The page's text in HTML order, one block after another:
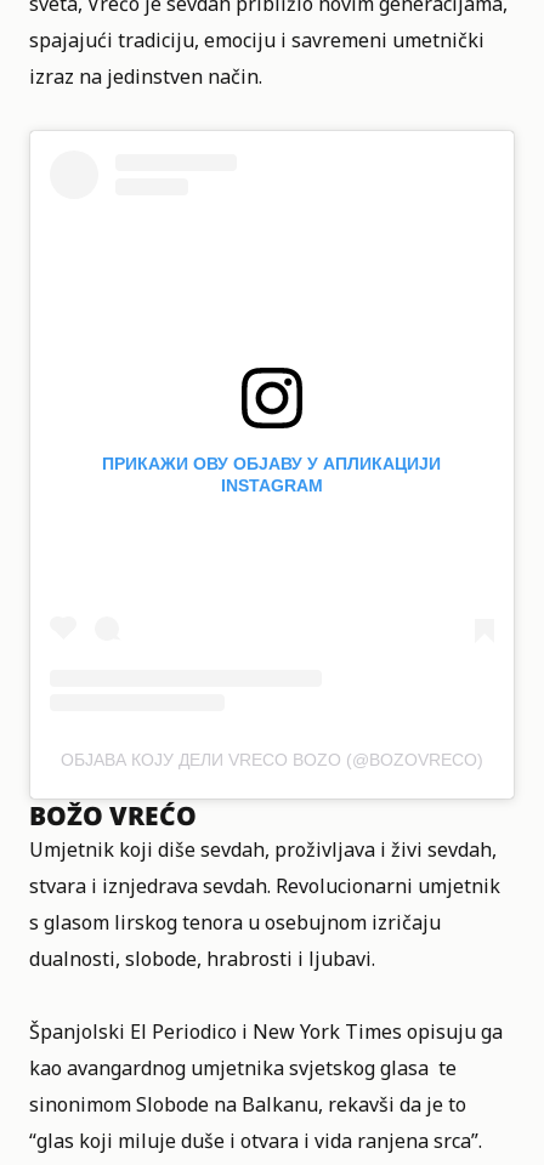
spajajući tradiciju, emociju i savremeni umetnički
izraz na jedinstven način.
ПРИКАЖИ ОВУ ОБЈАВУ У АПЛИКАЦИЈИ
INSTAGRAM
ОБЈАВА КОЈУ ДЕЛИ VRECO BOZO (@BOZOVRECO)
BOŽO VREĆO
Umjetnik koji diše sevdah, proživljava i živi sevdah,
stvara i iznjedrava sevdah. Revolucionarni umjetnik
s glasom lirskog tenora u osebujnom izričaju
dualnosti, slobode, hrabrosti i ljubavi.
Španjolski El Periodico i New York Times opisuju ga
kao avangardnog umjetnika svjetskog glasa te
sinonimom Slobode na Balkanu, rekavši da je to
“glas koji miluje duše i otvara i vida ranjena srca”.